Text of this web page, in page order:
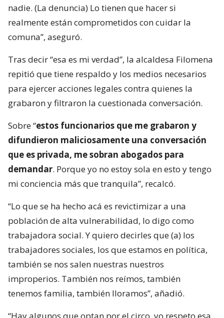
nadie. (La denuncia) Lo tienen que hacer si
realmente están comprometidos con cuidar la
comuna”, aseguró.
Tras decir “esa es mi verdad”, la alcaldesa Filomena
repitió que tiene respaldo y los medios necesarios
para ejercer acciones legales contra quienes la
grabaron y filtraron la cuestionada conversación.
Sobre “estos funcionarios que me grabaron y
difundieron maliciosamente una conversación
que es privada, me sobran abogados para
demandar. Porque yo no estoy sola en esto y tengo
mi conciencia más que tranquila”, recalcó.
“Lo que se ha hecho acá es revictimizar a una
población de alta vulnerabilidad, lo digo como
trabajadora social. Y quiero decirles que (a) los
trabajadores sociales, los que estamos en política,
también se nos salen nuestras nuestros
improperios. También nos reímos, también
tenemos familia, también lloramos”, añadió.